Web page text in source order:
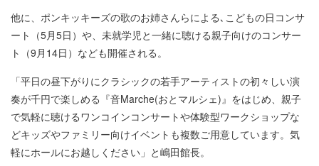
他に、ポンキッキーズの歌のお姉さんらによる､こどもの日コンサ
ート（5月5日）や、未就学児と一緒に聴ける親子向けのコンサー
ト（9月14日）なども開催される。
「平日の昼下がりにクラシックの若手アーティストの初々しい演
奏が千円で楽しめる『音Marche(おとマルシェ)』をはじめ、親子
で気軽に聴けるワンコインコンサートや体験型ワークショップな
どキッズやファミリー向けイベントも複数ご用意しています。気
軽にホールにお越しください」と嶋田館長。